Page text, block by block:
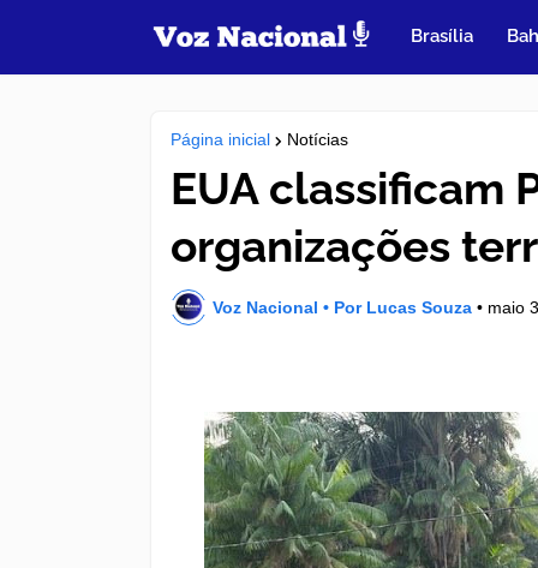
Brasília
Página inicial Notícias
EUA classificam
organizações
Voz Nacional • Por Lucas Souza • maio